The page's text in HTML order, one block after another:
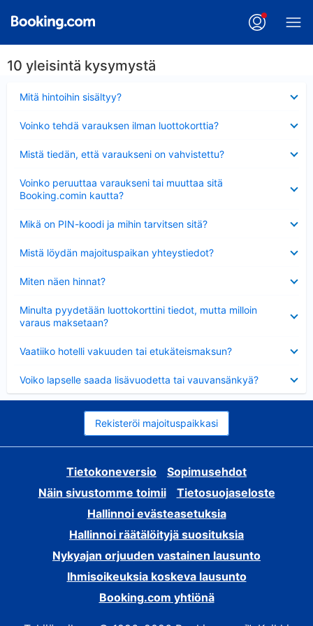
10 yleisintä kysymystä
Mitä hintoihin sisältyy?
Voinko tehdä varauksen ilman luottokorttia?
Mistä tiedän, että varaukseni on vahvistettu?
Voinko peruuttaa varaukseni tai muuttaa sitä
Booking.comin kautta?
Mikä on PIN-koodi ja mihin tarvitsen sitä?
Mistä löydän majoituspaikan yhteystiedot?
Miten näen hinnat?
Minulta pyydetään luottokorttini tiedot, mutta milloin
varaus maksetaan?
Vaatiiko hotelli vakuuden tai etukäteismaksun?
Voiko lapselle saada lisävuodetta tai vauvansänkyä?
Rekisteröi majoituspaikkasi
Tietokoneversio
Sopimusehdot
Näin sivustomme toimii
Tietosuojaseloste
Hallinnoi evästeasetuksia
Hallinnoi räätälöityjä suosituksia
Nykyajan orjuuden vastainen lausunto
Ihmisoikeuksia koskeva lausunto
Booking.com yhtiönä